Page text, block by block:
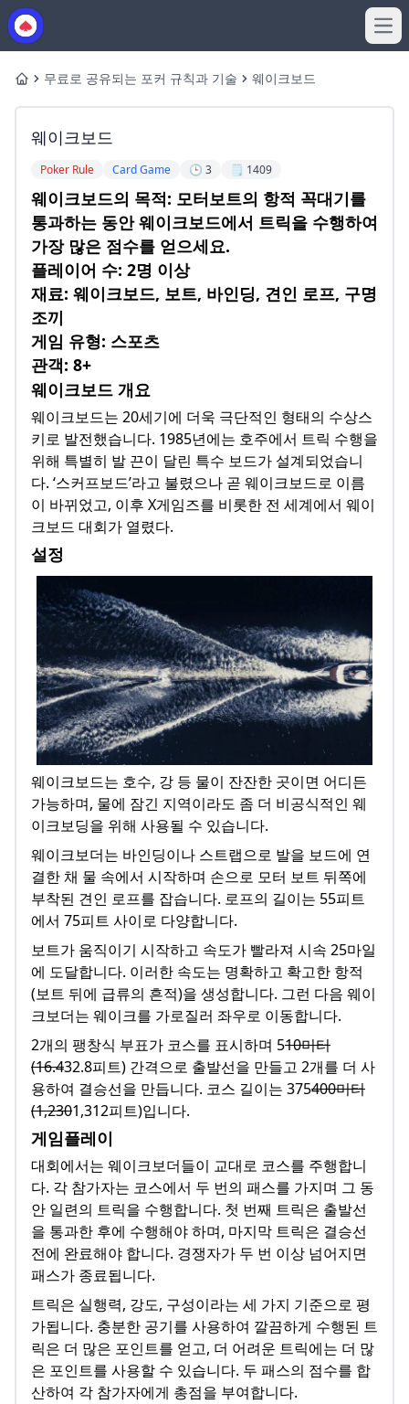
Home무료로 공유되는 포커 규칙과 기술 웨이크보드
웨이크보드
Poker Rule Card Game 🕒 3 🗒️ 1409
웨이크보드의 목적: 모터보트의 항적 꼭대기를
통과하는 동안 웨이크보드에서 트릭을 수행하여
가장 많은 점수를 얻으세요.
플레이어 수: 2명 이상
재료: 웨이크보드, 보트, 바인딩, 견인 로프, 구명
조끼
게임 유형: 스포츠
관객: 8+
웨이크보드 개요
웨이크보드는 20세기에 더욱 극단적인 형태의 수상스
키로 발전했습니다. 1985년에는 호주에서 트릭 수행을
위해 특별히 발 끈이 달린 특수 보드가 설계되었습니
다. ‘스커프보드’라고 불렸으나 곧 웨이크보드로 이름
이 바뀌었고, 이후 X게임즈를 비롯한 전 세계에서 웨이
크보드 대회가 열렸다.
설정
웨이크보드는 호수, 강 등 물이 잔잔한 곳이면 어디든
가능하며, 물에 잠긴 지역이라도 좀 더 비공식적인 웨
이크보딩을 위해 사용될 수 있습니다.
웨이크보더는 바인딩이나 스트랩으로 발을 보드에 연
결한 채 물 속에서 시작하며 손으로 모터 보트 뒤쪽에
부착된 견인 로프를 잡습니다. 로프의 길이는 55피트
에서 75피트 사이로 다양합니다.
보트가 움직이기 시작하고 속도가 빨라져 시속 25마일
에 도달합니다. 이러한 속도는 명확하고 확고한 항적
(보트 뒤에 급류의 흔적)을 생성합니다. 그런 다음 웨이
크보더는 웨이크를 가로질러 좌우로 이동합니다.
2개의 팽창식 부표가 코스를 표시하며 510미터
(16.432.8피트) 간격으로 출발선을 만들고 2개를 더 사
용하여 결승선을 만듭니다. 코스 길이는 375400미터
(1,2301,312피트)입니다.
게임플레이
대회에서는 웨이크보더들이 교대로 코스를 주행합니
다. 각 참가자는 코스에서 두 번의 패스를 가지며 그 동
안 일련의 트릭을 수행합니다. 첫 번째 트릭은 출발선
을 통과한 후에 수행해야 하며, 마지막 트릭은 결승선
전에 완료해야 합니다. 경쟁자가 두 번 이상 넘어지면
패스가 종료됩니다.
트릭은 실행력, 강도, 구성이라는 세 가지 기준으로 평
가됩니다. 충분한 공기를 사용하여 깔끔하게 수행된 트
릭은 더 많은 포인트를 얻고, 더 어려운 트릭에는 더 많
은 포인트를 사용할 수 있습니다. 두 패스의 점수를 합
산하여 각 참가자에게 총점을 부여합니다.